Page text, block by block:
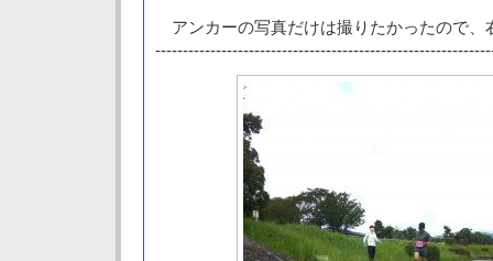
アンカーの写真だけは撮りたかったので、